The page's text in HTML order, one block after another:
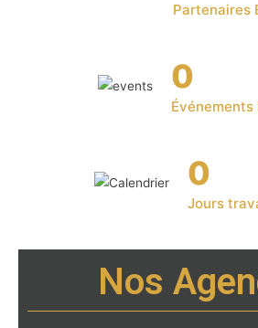
Partenaires
0
Événements
0
Jours
Nos